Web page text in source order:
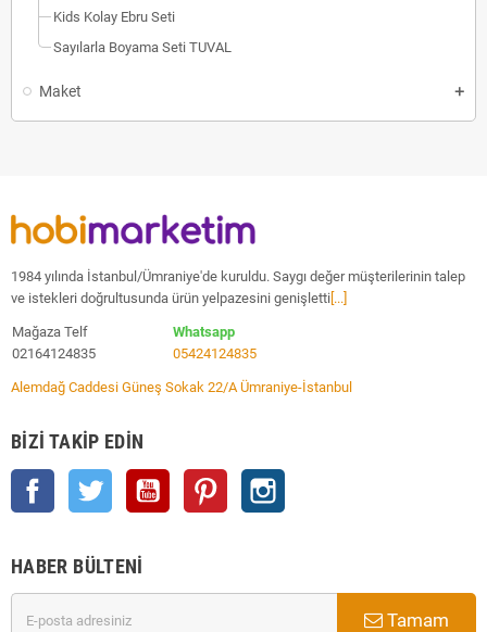
Kids Kolay Ebru Seti
Sayılarla Boyama Seti TUVAL
Maket
1984 yılında İstanbul/Ümraniye'de kuruldu. Saygı değer müşterilerinin talep
ve istekleri doğrultusunda ürün yelpazesini genişletti [...]
Mağaza Telf
02164124835
Whatsapp
05424124835
Alemdağ Caddesi Güneş Sokak 22/A Ümraniye-İstanbul
BIZI TAKIP EDIN
Facebook Twitter YouTube Pinterest
HABER BÜLTENI
Tamam